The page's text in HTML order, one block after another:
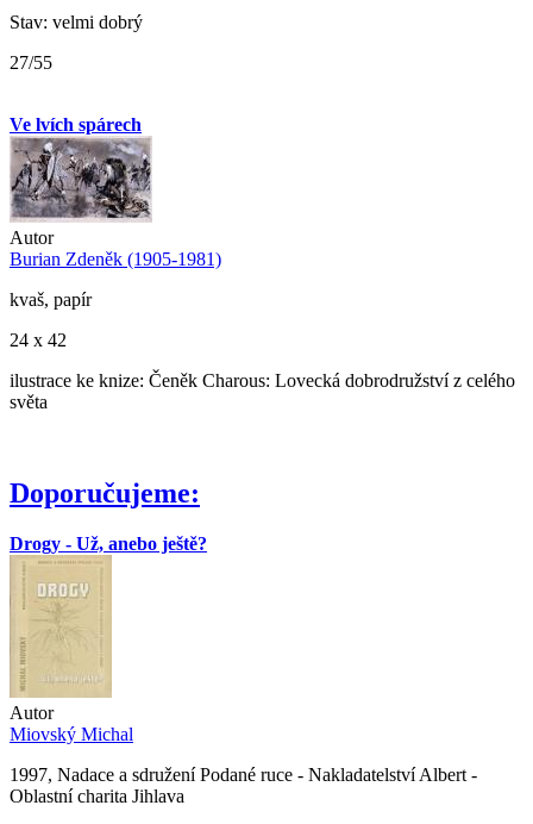
Stav: velmi dobrý
27/55
Ve lvích spárech
Autor
Burian Zdeněk (1905-1981)
kvaš, papír
24 x 42
ilustrace ke knize: Čeněk Charous: Lovecká dobrodružství z celého
světa
Doporučujeme:
Drogy - Už, anebo ještě?
Autor
Miovský Michal
1997, Nadace a sdružení Podané ruce - Nakladatelství Albert -
Oblastní charita Jihlava